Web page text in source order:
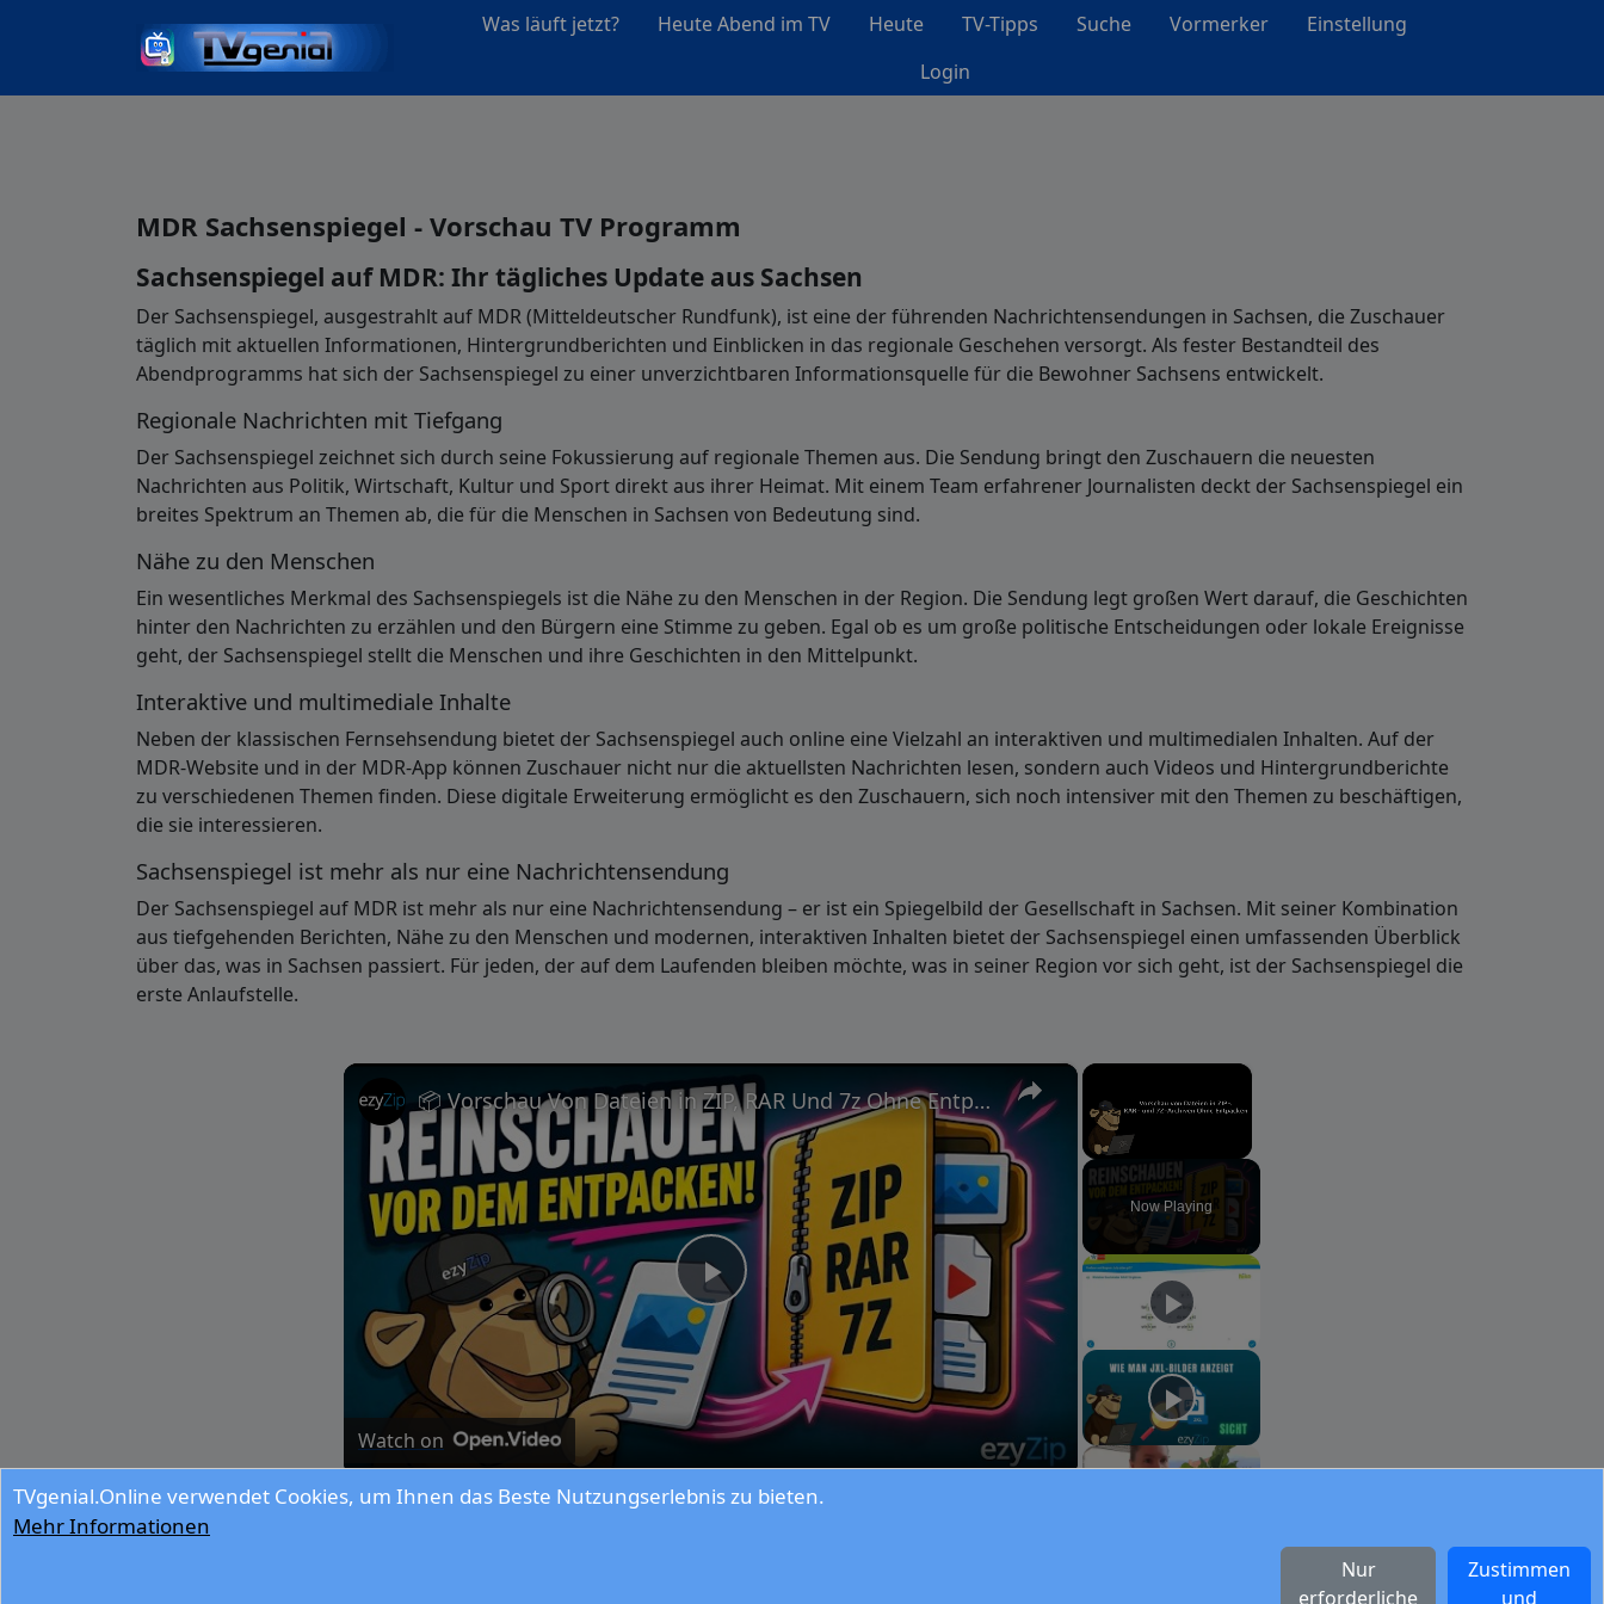
Was läuft jetzt? Heute Abend im TV Heute TV-Tipps Suche Vormerker
Einstellung
Login
TVgenial.Online verwendet Cookies, um Ihnen das Beste Nutzungserlebnis zu bieten.
Mehr Informationen
Zustimmen
und
Nur
erforderliche
MDR Sachsenspiegel - Vorschau TV Programm
Sachsenspiegel auf MDR: Ihr tägliches Update aus Sachsen
Der Sachsenspiegel, ausgestrahlt auf MDR (Mitteldeutscher Rundfunk), ist eine der führenden Nachrichtensendungen in Sachsen, die Zuschauer
täglich mit aktuellen Informationen, Hintergrundberichten und Einblicken in das regionale Geschehen versorgt. Als fester Bestandteil des
Abendprogramms hat sich der Sachsenspiegel zu einer unverzichtbaren Informationsquelle für die Bewohner Sachsens entwickelt.
Regionale Nachrichten mit Tiefgang
Der Sachsenspiegel zeichnet sich durch seine Fokussierung auf regionale Themen aus. Die Sendung bringt den Zuschauern die neuesten
Nachrichten aus Politik, Wirtschaft, Kultur und Sport direkt aus ihrer Heimat. Mit einem Team erfahrener Journalisten deckt der Sachsenspiegel ein
breites Spektrum an Themen ab, die für die Menschen in Sachsen von Bedeutung sind.
Nähe zu den Menschen
Ein wesentliches Merkmal des Sachsenspiegels ist die Nähe zu den Menschen in der Region. Die Sendung legt großen Wert darauf, die Geschichten
hinter den Nachrichten zu erzählen und den Bürgern eine Stimme zu geben. Egal ob es um große politische Entscheidungen oder lokale Ereignisse
geht, der Sachsenspiegel stellt die Menschen und ihre Geschichten in den Mittelpunkt.
Interaktive und multimediale Inhalte
Neben der klassischen Fernsehsendung bietet der Sachsenspiegel auch online eine Vielzahl an interaktiven und multimedialen Inhalten. Auf der
MDR-Website und in der MDR-App können Zuschauer nicht nur die aktuellsten Nachrichten lesen, sondern auch Videos und Hintergrundberichte
zu verschiedenen Themen finden. Diese digitale Erweiterung ermöglicht es den Zuschauern, sich noch intensiver mit den Themen zu beschäftigen,
die sie interessieren.
Sachsenspiegel ist mehr als nur eine Nachrichtensendung
Der Sachsenspiegel auf MDR ist mehr als nur eine Nachrichtensendung – er ist ein Spiegelbild der Gesellschaft in Sachsen. Mit seiner Kombination
aus tiefgehenden Berichten, Nähe zu den Menschen und modernen, interaktiven Inhalten bietet der Sachsenspiegel einen umfassenden Überblick
über das, was in Sachsen passiert. Für jeden, der auf dem Laufenden bleiben möchte, was in seiner Region vor sich geht, ist der Sachsenspiegel die
erste Anlaufstelle.
×
Unmute
Now Playing
×
Play
Video
📦 Vorschau Von Dateien in ZIP, RAR Und 7z Ohne Entpacken
Watch on
📦 Vorschau Von Dateien in ZIP, RAR Und 7z Ohne Entpacken
und lassen sich per Email